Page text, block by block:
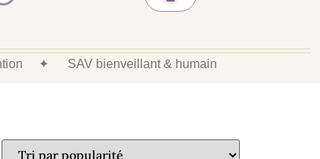
✦ SAV bienveillant & humain